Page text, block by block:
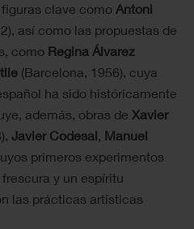
clave como Antoni
así como las propuestas de
como Regina Álvarez
(Barcelona, 1956), cuya
ha sido históricamente
además, obras de Xavier
Javier Codesal, Manuel
primeros experimentos
y un espíritu
las prácticas artísticas